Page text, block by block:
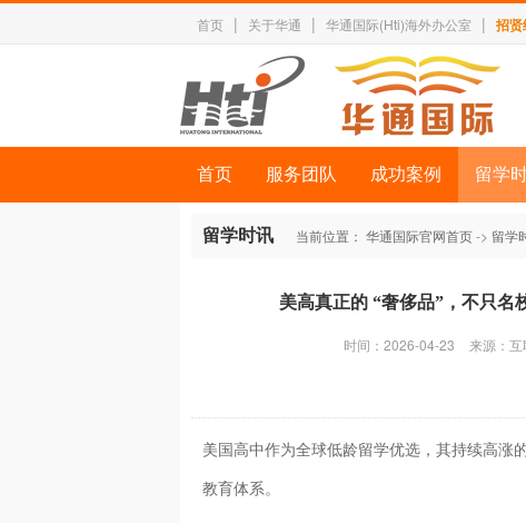
首页 | 关于华通 | 华通国际(Hti)海外办公室 | 招
首页 服务团队 成功案例 留学
留学时讯 当前位置： 华通国际官网首页-> 留学
美高真正的 “奢侈品”，不只名
时间：2026-04-23 来源：互
美国高中作为全球低龄留学优选，其持续高涨
教育体系。